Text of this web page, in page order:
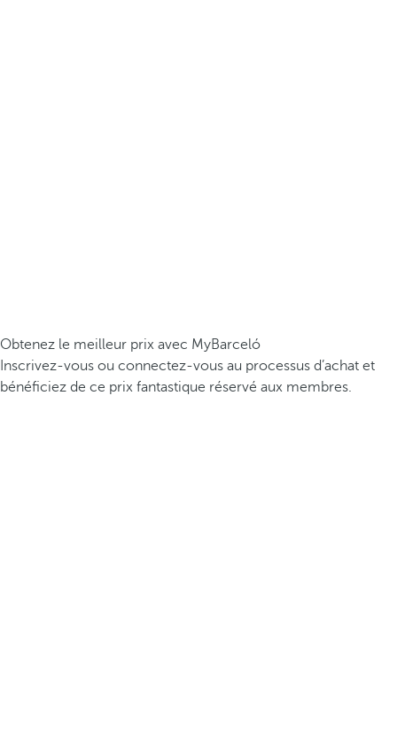
Obtenez le meilleur prix avec MyBarceló
Inscrivez-vous ou connectez-vous au processus d’achat et
bénéficiez de ce prix fantastique réservé aux membres.